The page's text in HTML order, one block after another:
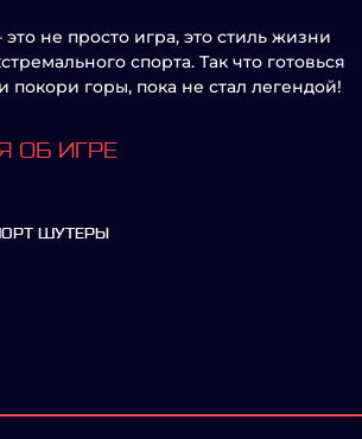
не просто игра, это стиль жизни
спорта. Так что готовься
горы, пока не стал легендой!
ОБ ИГРЕ
ШУТЕРЫ